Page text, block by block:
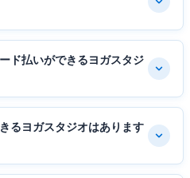
ド払いができるヨガスタジ
るヨガスタジオはあります